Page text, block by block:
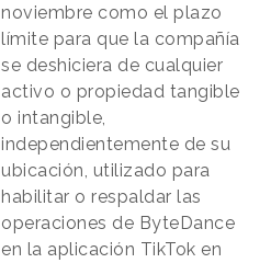
noviembre como el plazo
límite para que la compañía
se deshiciera de cualquier
activo o propiedad tangible
o intangible,
independientemente de su
ubicación, utilizado para
habilitar o respaldar las
operaciones de ByteDance
en la aplicación TikTok en